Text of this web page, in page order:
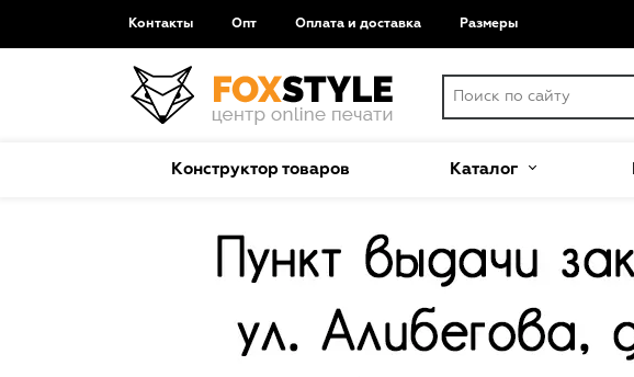
Контакты Опт Оплата и доставка Размеры
Конструктор товаров Каталог